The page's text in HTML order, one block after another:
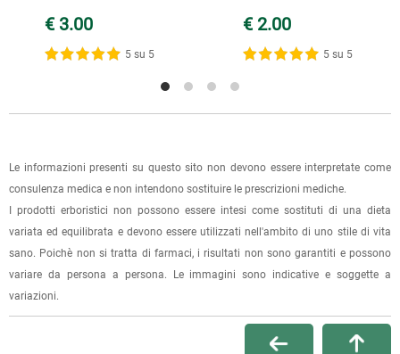
negozio" al momento della scelta della modalità di
spedizione, in questo modo non ti verranno addebitate le
l'ordine sarà pronto per il ritiro.
oppure dalla fattura se richiesta al momento dell'ordine
(selezionando l'apposita casella del modulo d'ordine e
specificando l'indirizzo di fatturazione).
Dalla tua Area Clientepotrai verificare lo stato di lavorazione
dell'ordine e lo stato della spedizione.
conferma dell'ordine.
€ 3.00
5 su 5
€ 2.00
5 su 5
Le informazioni presenti su questo sito non devono essere interpretate come
consulenza medica e non intendono sostituire le prescrizioni mediche.
I prodotti erboristici non possono essere intesi come sostituti di una dieta
variata ed equilibrata e devono essere utilizzati nell'ambito di uno stile di vita
sano. Poichè non si tratta di farmaci, i risultati non sono garantiti e possono
variare da persona a persona. Le immagini sono indicative e soggette a
variazioni.